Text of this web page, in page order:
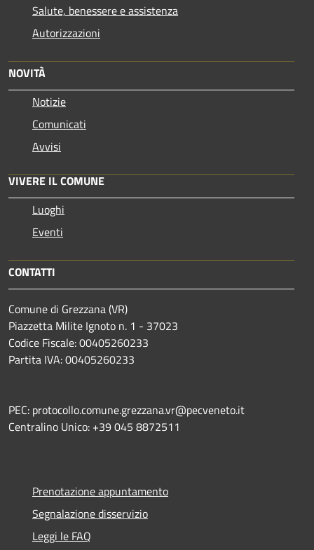
Salute, benessere e assistenza
Autorizzazioni
NOVITÀ
Notizie
Comunicati
Avvisi
VIVERE IL COMUNE
Luoghi
Eventi
CONTATTI
Comune di Grezzana (VR)
Piazzetta Milite Ignoto n. 1 - 37023
Codice Fiscale: 00405260233
Partita IVA: 00405260233
PEC: protocollo.comune.grezzana.vr@pecveneto.it
Centralino Unico: +39 045 8872511
Prenotazione appuntamento
Segnalazione disservizio
Leggi le FAQ